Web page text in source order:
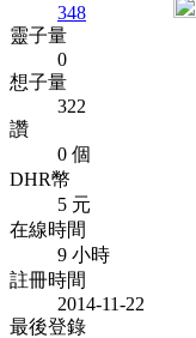
348
靈子量
0
想子量
322
讚
0 個
DHR幣
5 元
在線時間
9 小時
註冊時間
2014-11-22
最後登錄